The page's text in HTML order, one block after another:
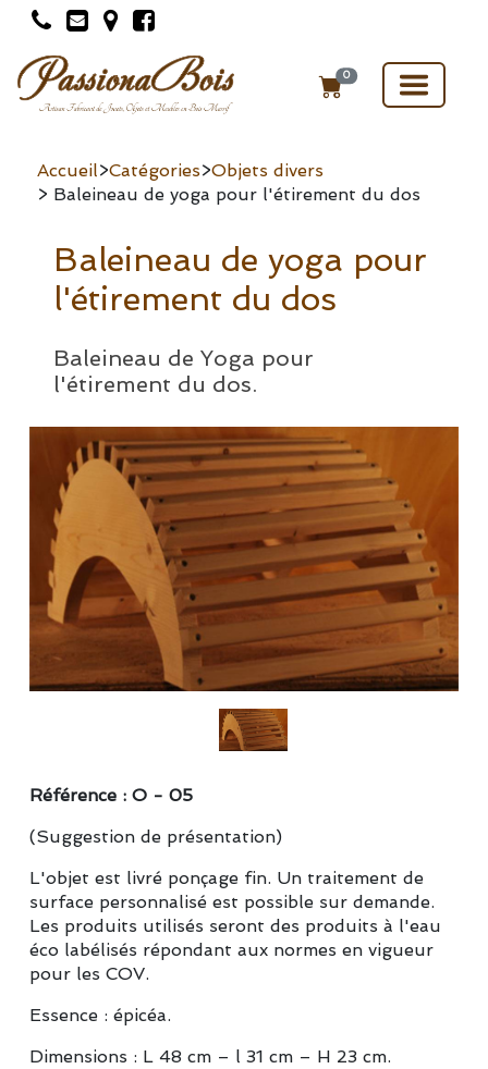
Toggle
0
Accueil>Catégories>Objets divers
> Baleineau de yoga pour l'étirement du dos
Baleineau de yoga pour
l'étirement du dos
Baleineau de Yoga pour
l'étirement du dos.
Référence : O - 05
(Suggestion de présentation)
L'objet est livré ponçage fin. Un traitement de
surface personnalisé est possible sur demande.
Les produits utilisés seront des produits à l'eau
éco labélisés répondant aux normes en vigueur
pour les COV.
Essence : épicéa.
Dimensions : L 48 cm – l 31 cm – H 23 cm.